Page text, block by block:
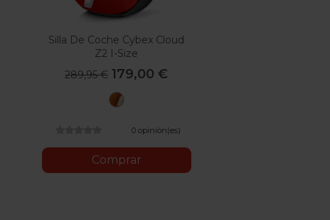
Silla De Coche Cybex Cloud
Z2 I-Size
289,95 € 179,00 €
Autumn
0 opinión(es)
Comprar